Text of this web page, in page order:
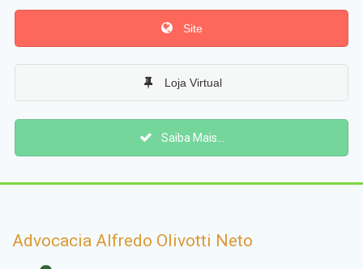
Site
Loja Virtual
Saiba Mais...
Advocacia Alfredo Olivotti Neto